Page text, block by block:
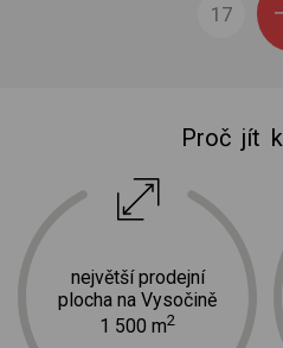
17
Proč jít
největší prodejní
plocha na Vysočině
1 500 m2